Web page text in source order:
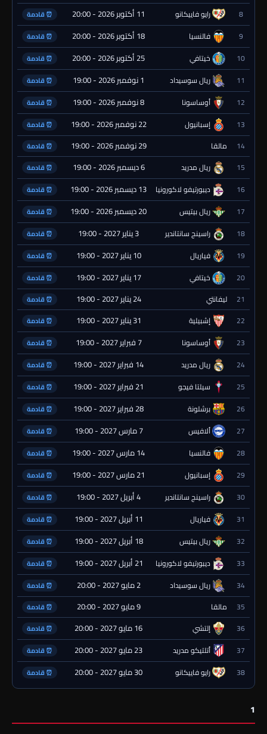
8 رايو فاييكانو 11 أكتوبر 2026 - 20:00 ⏰ قادمة
9 فالنسيا 18 أكتوبر 2026 - 20:00 ⏰ قادمة
10 خيتافي 25 أكتوبر 2026 - 20:00 ⏰ قادمة
11 ريال سوسيداد 1 نوفمبر 2026 - 19:00 ⏰ قادمة
12 أوساسونا 8 نوفمبر 2026 - 19:00 ⏰ قادمة
13 إسبانيول 22 نوفمبر 2026 - 19:00 ⏰ قادمة
14 مالقا 29 نوفمبر 2026 - 19:00 ⏰ قادمة
15 ريال مدريد 6 ديسمبر 2026 - 19:00 ⏰ قادمة
16 ديبورتيفو لاكورونيا 13 ديسمبر 2026 - 19:00 ⏰ قادمة
17 ريال بيتيس 20 ديسمبر 2026 - 19:00 ⏰ قادمة
18 راسينج سانتاندير 3 يناير 2027 - 19:00 ⏰ قادمة
19 فياريال 10 يناير 2027 - 19:00 ⏰ قادمة
20 خيتافي 17 يناير 2027 - 19:00 ⏰ قادمة
21 ليفانتي 24 يناير 2027 - 19:00 ⏰ قادمة
22 إشبيلية 31 يناير 2027 - 19:00 ⏰ قادمة
23 أوساسونا 7 فبراير 2027 - 19:00 ⏰ قادمة
24 ريال مدريد 14 فبراير 2027 - 19:00 ⏰ قادمة
25 سيلتا فيجو 21 فبراير 2027 - 19:00 ⏰ قادمة
26 برشلونة 28 فبراير 2027 - 19:00 ⏰ قادمة
27 ألافيس 7 مارس 2027 - 19:00 ⏰ قادمة
28 فالنسيا 14 مارس 2027 - 19:00 ⏰ قادمة
29 إسبانيول 21 مارس 2027 - 19:00 ⏰ قادمة
30 راسينج سانتاندير 4 أبريل 2027 - 19:00 ⏰ قادمة
31 فياريال 11 أبريل 2027 - 19:00 ⏰ قادمة
32 ريال بيتيس 18 أبريل 2027 - 19:00 ⏰ قادمة
33 ديبورتيفو لاكورونيا 21 أبريل 2027 - 19:00 ⏰ قادمة
34 ريال سوسيداد 2 مايو 2027 - 20:00 ⏰ قادمة
35 مالقا 9 مايو 2027 - 20:00 ⏰ قادمة
36 إلتشي 16 مايو 2027 - 20:00 ⏰ قادمة
37 أتلتيكو مدريد 23 مايو 2027 - 20:00 ⏰ قادمة
38 رايو فاييكانو 30 مايو 2027 - 20:00 ⏰ قادمة
1